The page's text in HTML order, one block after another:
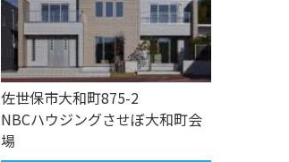
佐世保市大和町875-2
NBCハウジングさせぼ大和町会
場